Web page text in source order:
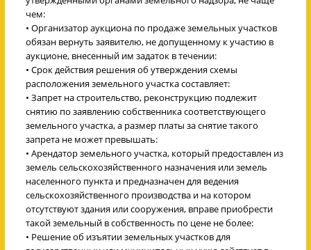
чем:
• Организатор аукциона по продаже земельных участков
обязан вернуть заявителю, не допущенному к участию в
аукционе, внесенный им задаток в течении:
• Срок действия решения об утверждения схемы
расположения земельного участка составляет:
• Запрет на строительство, реконструкцию подлежит
снятию по заявлению собственника соответствующего
земельного участка, а размер платы за снятие такого
запрета не может превышать:
• Арендатор земельного участка, который предоставлен из
земель сельскохозяйственного назначения или земель
населенного пункта и предназначен для ведения
сельскохозяйственного производства и на котором
отсутствуют здания или сооружения, вправе приобрести
такой земельный в собственность по цене не более:
• Решение об изъятии земельных участков для